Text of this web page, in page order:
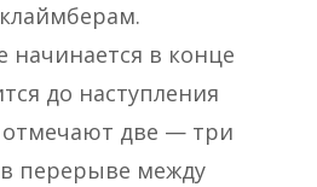
начинается в конце
до наступления
две — три
перерыве между